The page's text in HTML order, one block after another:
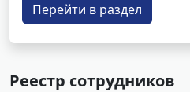
Перейти в раздел
Реестр сотрудников